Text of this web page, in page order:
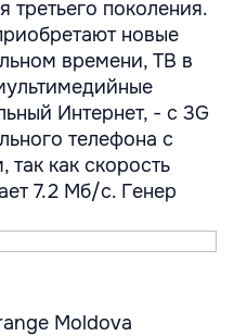
третьего поколения.
новые
времени, ТВ в
Интернет, - с 3G
телефона с
как скорость
7.2 Мб/с. Генер
Moldova